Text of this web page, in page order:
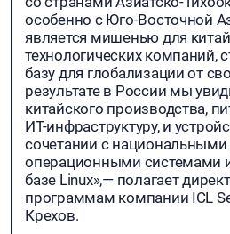
особенно с Юго-Восточной
является мишенью для
технологических компаний,
базу для глобализации от
результате в России мы
китайского производства,
ИТ-инфраструктуру, и
сочетании с
операционными системами
базе Linux»,— полагает
программам компании ICL
Крехов.